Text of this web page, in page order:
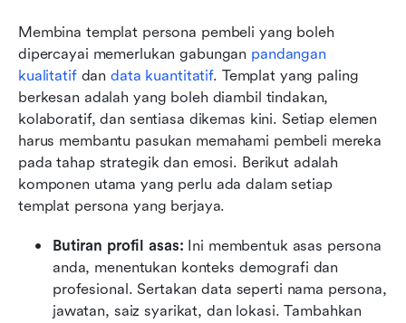
Membina templat persona pembeli yang boleh
dipercayai memerlukan gabungan pandangan
kualitatif dan data kuantitatif. Templat yang paling
berkesan adalah yang boleh diambil tindakan,
kolaboratif, dan sentiasa dikemas kini. Setiap elemen
harus membantu pasukan memahami pembeli mereka
pada tahap strategik dan emosi. Berikut adalah
komponen utama yang perlu ada dalam setiap
templat persona yang berjaya.
Butiran profil asas: Ini membentuk asas persona
anda, menentukan konteks demografi dan
profesional. Sertakan data seperti nama persona,
jawatan, saiz syarikat, dan lokasi. Tambahkan